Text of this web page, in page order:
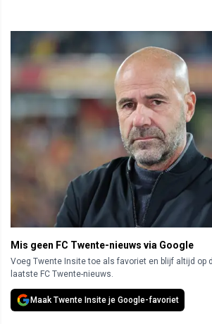
Mis geen FC Twente-nieuws via Google
Voeg Twente Insite toe als favoriet en blijf altijd op
laatste FC Twente-nieuws.
Maak Twente Insite je Google-favoriet